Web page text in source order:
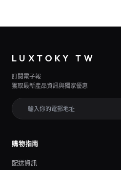
LUXTOKY TW
訂閱電子報
獲取最新產品資訊與獨家優惠
購物指南
配送資訊